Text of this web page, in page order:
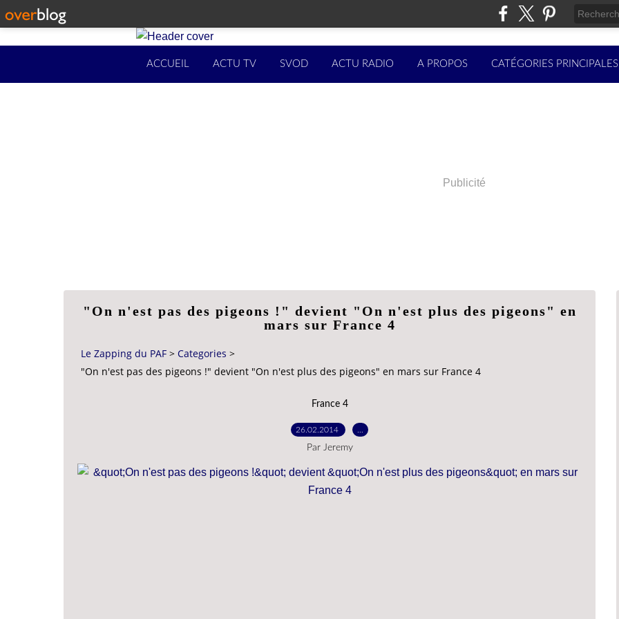
ACCUEIL ACTU TV SVOD ACTU RADIO A PROPOS CATÉGORIES PRINCIPALES
Publicité
"On n'est pas des pigeons !" devient "On n'est plus des pigeons" en
mars sur France 4
Le Zapping du PAF > Categories >
"On n'est pas des pigeons !" devient "On n'est plus des pigeons" en mars sur France 4
France 4
26.02.2014
Par Jeremy